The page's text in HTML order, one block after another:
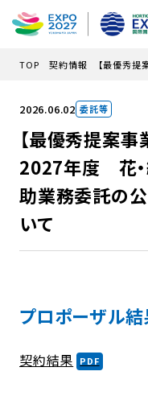
メインコンテンツにスキ
TOP 契約情報 【最優秀
2026.06.02 委託等
【最優秀提案事
2027年度 花
助業務委託の
いて
プロポーザル
契約結果